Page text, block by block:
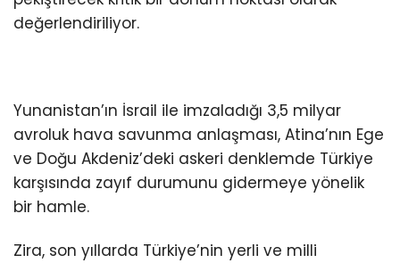
değerlendiriliyor.
Yunanistan’ın İsrail ile imzaladığı 3,5 milyar
avroluk hava savunma anlaşması, Atina’nın Ege
ve Doğu Akdeniz’deki askeri denklemde Türkiye
karşısında zayıf durumunu gidermeye yönelik
bir hamle.
Zira, son yıllarda Türkiye’nin yerli ve milli